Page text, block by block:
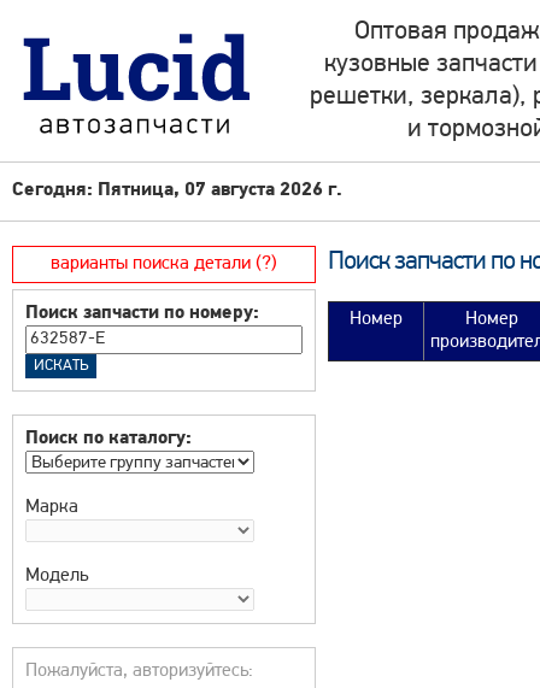
Оптовая
кузовные
решетки, зеркала),
и
Сегодня: Пятница, 07 августа 2026 г.
варианты поиска детали (?)
Поиск запчасти по номеру:
Поиск по каталогу:
Марка
Модель
Пожалуйста, авторизуйтесь:
Поиск запчасти по
Номер
Номер